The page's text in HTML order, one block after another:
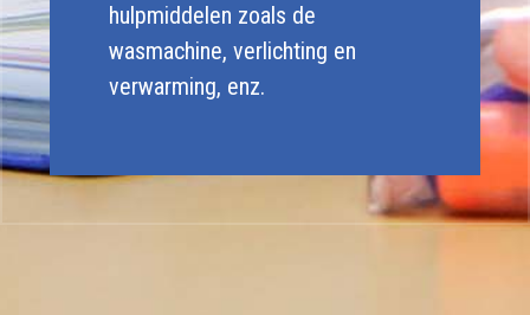
hulpmiddelen zoals de
wasmachine, verlichting en
verwarming, enz.